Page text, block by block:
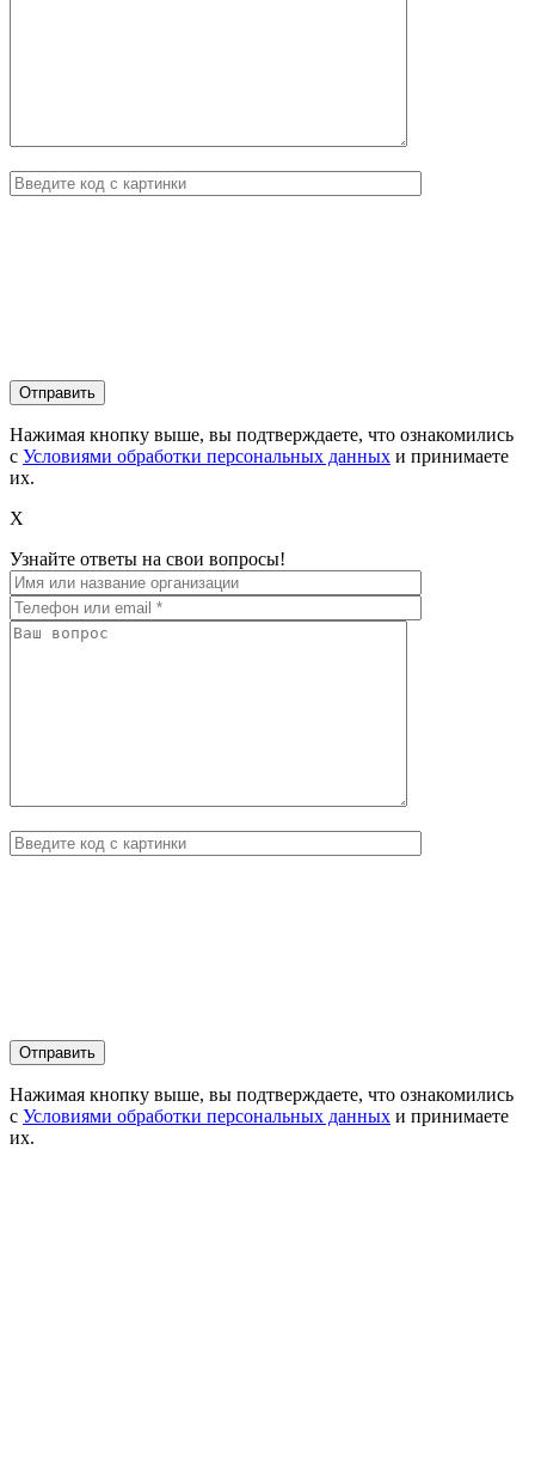
Нажимая кнопку выше, вы подтверждаете, что ознакомились
с Условиями обработки персональных данных и принимаете
их.
X
Узнайте ответы на свои вопросы!
Нажимая кнопку выше, вы подтверждаете, что ознакомились
с Условиями обработки персональных данных и принимаете
их.